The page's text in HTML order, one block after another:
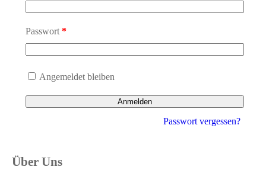
Passwort *
Angemeldet bleiben
Anmelden
Passwort vergessen?
Über Uns